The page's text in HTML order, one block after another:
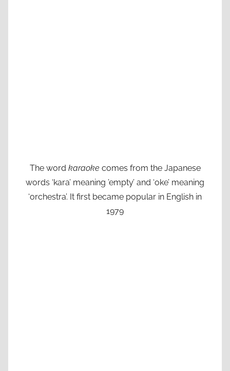
The word karaoke comes from the Japanese
words ‘kara’ meaning ’empty’ and ‘oke’ meaning
‘orchestra’. It first became popular in English in
1979